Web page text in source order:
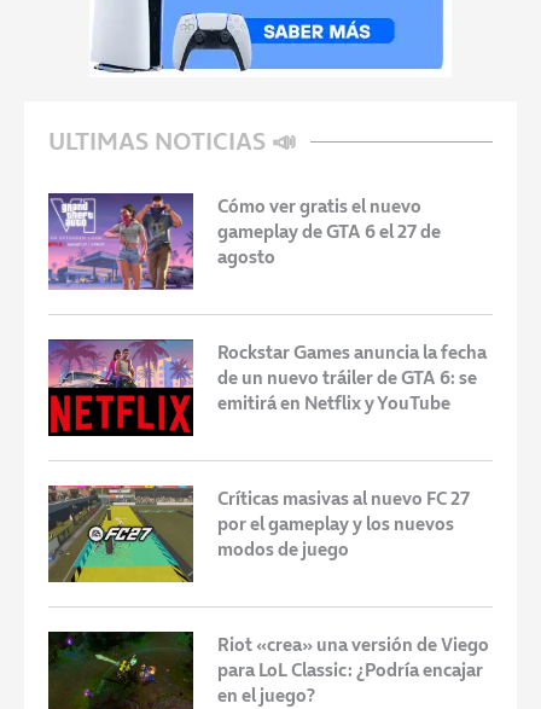
ULTIMAS NOTICIAS 📣
Cómo ver gratis el nuevo
gameplay de GTA 6 el 27 de
agosto
Rockstar Games anuncia la fecha
de un nuevo tráiler de GTA 6: se
emitirá en Netflix y YouTube
Críticas masivas al nuevo FC 27
por el gameplay y los nuevos
modos de juego
Riot «crea» una versión de Viego
para LoL Classic: ¿Podría encajar
en el juego?